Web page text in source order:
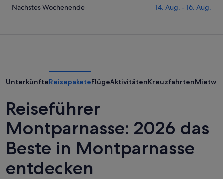
Montparnasse
Aug.
Preise
-
Aug.
Prüfe
Wochenende,
Aug.
-
16.
Aug.
Nächstes Wochenende 14. Aug. - 16. Aug.
UnterkünfteReisepaketeFlügeAktivitätenKreuzfahrten
Reiseführer
Montparnasse: 2026 das
Beste in Montparnasse
entdecken